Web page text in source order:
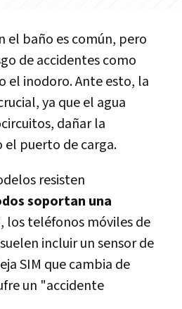
el baño es común, pero
de accidentes como
el inodoro. Ante esto, la
ya que el agua
dañar la
puerto de carga.
resisten
soportan una
los teléfonos móviles de
incluir un sensor de
SIM que cambia de
un "accidente